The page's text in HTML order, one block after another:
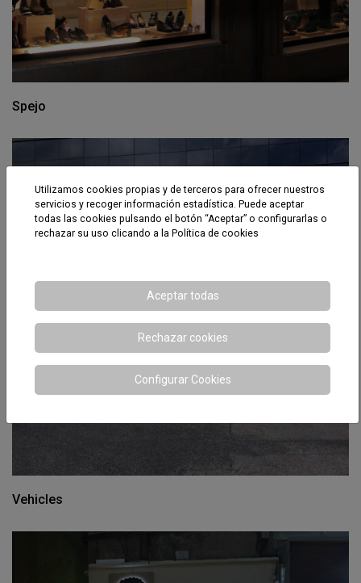
Spejo
Vehicles
Utilizamos cookies propias y de terceros para ofrecer nuestros
servicios y recoger información estadística. Puede aceptar
todas las cookies pulsando el botón “Aceptar” o configurarlas o
rechazar su uso clicando a la Política de cookies
Aceptar todas
Rechazar cookies
Configurar Cookies